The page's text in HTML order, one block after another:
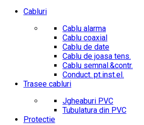
Cabluri
Cablu alarma
Cablu coaxial
Cablu de date
Cablu de joasa tens.
Cablu semnal.&contr.
Conduct. pt.inst.el.
Trasee cabluri
Jgheaburi PVC
Tubulatura din PVC
Protectie